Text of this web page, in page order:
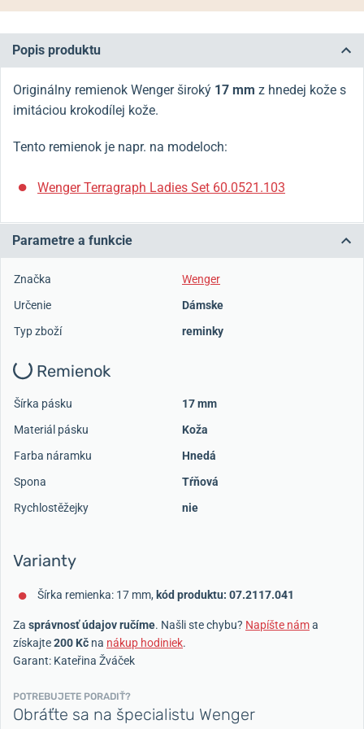
Popis produktu
Originálny remienok Wenger široký 17 mm z hnedej kože s
imitáciou krokodílej kože.
Tento remienok je napr. na modeloch:
Wenger Terragraph Ladies Set 60.0521.103
Parametre a funkcie
Značka
Wenger
Určenie
Dámske
Typ zboží
reminky
Remienok
Šírka pásku
17 mm
Materiál pásku
Koža
Farba náramku
Hnedá
Spona
Tŕňová
Rychlostěžejky
nie
Varianty
Šírka remienka: 17 mm, kód produktu: 07.2117.041
Za správnosť údajov ručíme. Našli ste chybu? Napíšte náma
získajte200 Kč na nákup hodiniek.
Garant: Kateřina Žváček
POTREBUJETE PORADIŤ?
Obráťte sa na špecialistu Wenger